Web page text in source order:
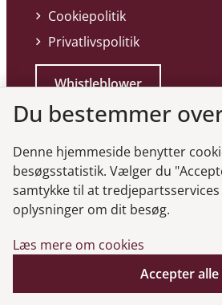
Cookiepolitik
Privatlivspolitik
Whistleblower
Genveje
Gå til virksomhedsregisteret
Gå til selskabsmeddelelser
English
Du bestemmer
Denne hjemmeside benytter
besøgsstatistik. Vælger du
samtykke til at
oplysninger om dit besøg.
Læs mere om cookies
Accepter alle